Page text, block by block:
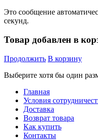
Это сообщение
секунд.
Товар добавлен в
Продолжить В корзину
Выберите хотя бы один
Главная
Условия
Доставка
Возврат товара
Как купить
Контакты